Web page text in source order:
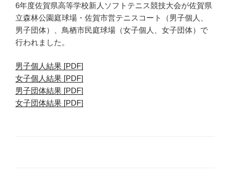
6年度佐賀県高等学校新人ソフトテニス競技大会が佐賀県
立森林公園庭球場・佐賀市営テニスコート（男子個人、
男子団体）、鳥栖市民庭球場（女子個人、女子団体）で
行われました。
男子個人結果 [PDF]
女子個人結果 [PDF]
男子団体結果 [PDF]
女子団体結果 [PDF]